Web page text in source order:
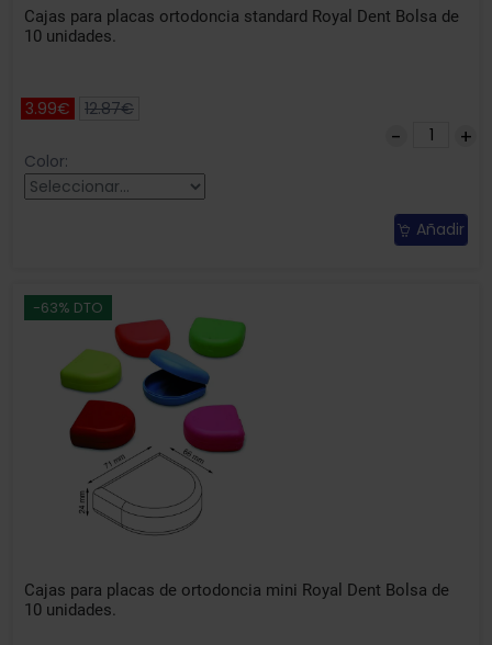
Cajas para placas ortodoncia standard Royal Dent Bolsa de
10 unidades.
3.99€ 12.87€
Color:
Añadir
-63% DTO
Cajas para placas de ortodoncia mini Royal Dent Bolsa de
10 unidades.